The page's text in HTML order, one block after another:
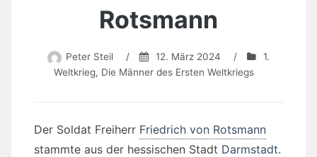
Rotsmann
Peter Steil / 12. März 2024 /
1.
Weltkrieg, Die Männer des Ersten Weltkriegs
Der Soldat Freiherr Friedrich von Rotsmann
stammte aus der hessischen Stadt Darmstadt.